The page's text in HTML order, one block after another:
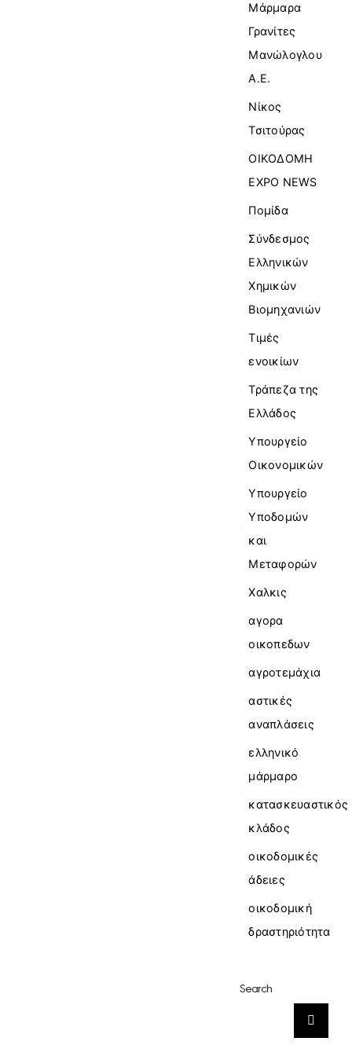
Μάρμαρα
Γρανίτες
Μανώλογλου
Α.Ε.
Νίκος
Τσιτούρας
ΟΙΚΟΔΟΜΗ
EXPO NEWS
Πομίδα
Σύνδεσμος
Ελληνικών
Χημικών
Βιομηχανιών
Τιμές
ενοικίων
Τράπεζα της
Ελλάδος
Υπουργείο
Οικονομικών
Υπουργείο
Υποδομών
και
Μεταφορών
Χαλκις
αγορα
οικοπεδων
αγροτεμάχια
αστικές
αναπλάσεις
ελληνικό
μάρμαρο
κατασκευαστικός
κλάδος
οικοδομικές
άδειες
οικοδομική
δραστηριότητα
Search
Αναζήτηση